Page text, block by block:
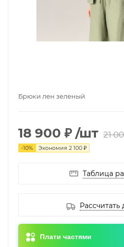
Брюки лен зеленый
18 900 ₽ /шт 21
-10% Экономия 2 100 ₽
Таблица
Рассчитать
Плати частями